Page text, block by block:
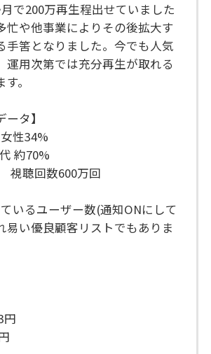
で200万再生程出せていました
忙や他事業によりその後拡大す
手筈となりました。今でも人気
運用次第では充分再生が取れる
。
ータ】
性34%
約70%
視聴回数600万回
いるユーザー数(通知ONにして
易い優良顧客リストでもありま
円